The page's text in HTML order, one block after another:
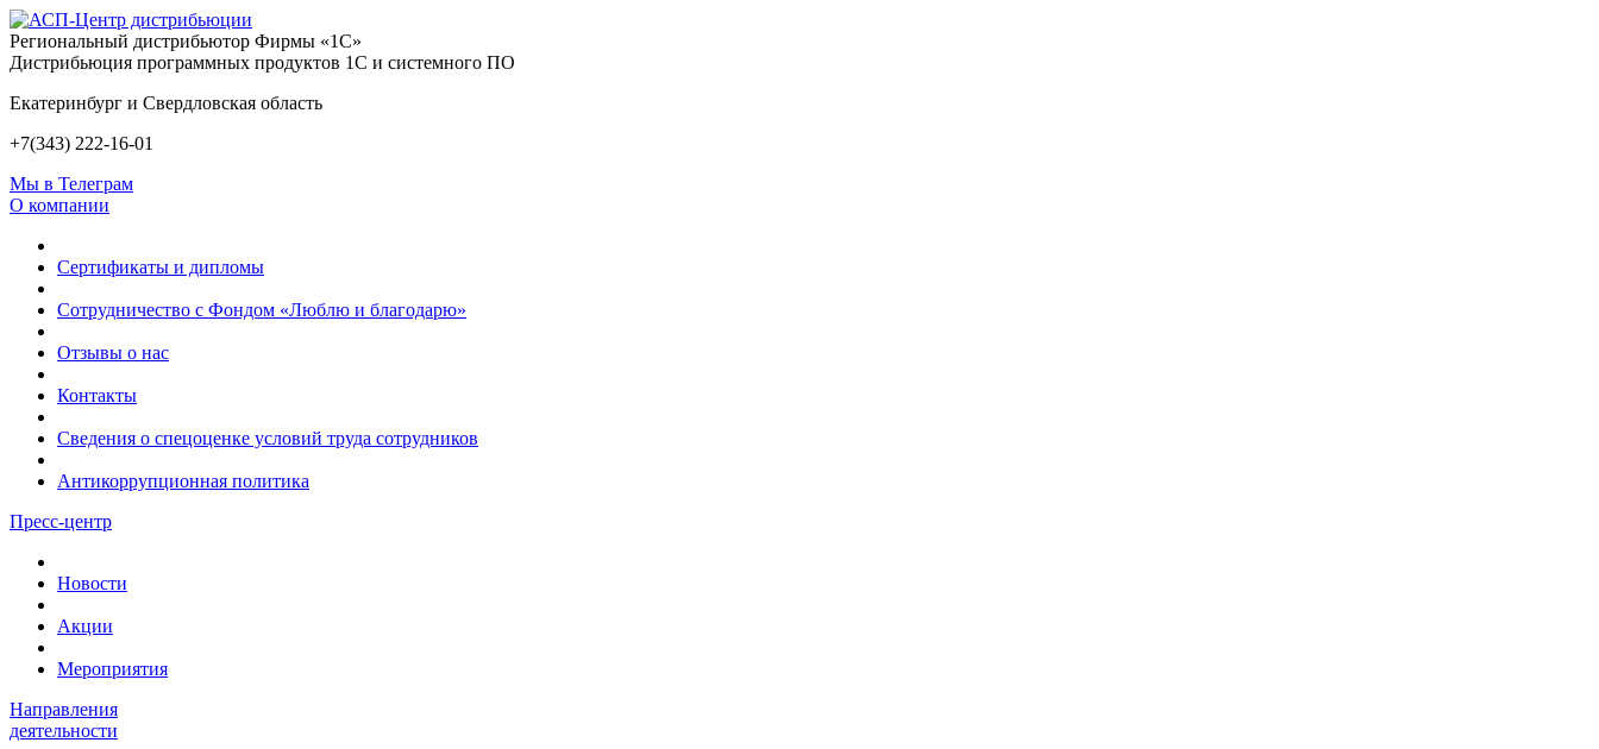
Региональный дистрибьютор Фирмы «1С»
Дистрибьюция программных продуктов 1С и системного ПО
Екатеринбург и Свердловская область
+7(343) 222-16-01
Мы в Телеграм
О компании
Сертификаты и дипломы
Сотрудничество с Фондом «Люблю и благодарю»
Отзывы о нас
Контакты
Сведения о спецоценке условий труда сотрудников
Антикоррупционная политика
Пресс-центр
Новости
Акции
Мероприятия
Направления
деятельности